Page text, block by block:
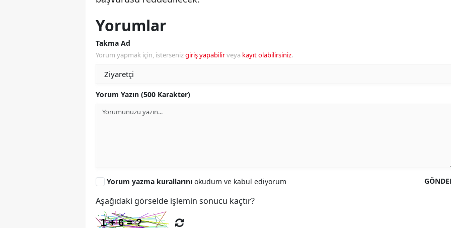
Yorumlar
Takma Ad
Yorum yapmak için, istersenizgiriş yapabilirveya kayıt olabilirsiniz.
Yorum Yazın (500 Karakter)
Yorum yazma kurallarını okudum ve kabul ediyorum
Aşağıdaki görselde işlemin sonucu kaçtır?